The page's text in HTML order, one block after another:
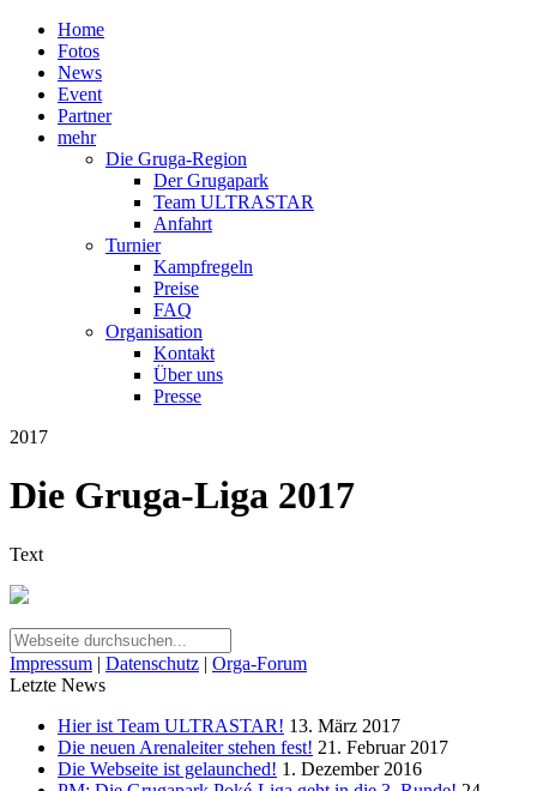
Home
Fotos
News
Event
Partner
mehr
Die Gruga-Region
Der Grugapark
Team ULTRASTAR
Anfahrt
Turnier
Kampfregeln
Preise
FAQ
Organisation
Kontakt
Über uns
Presse
2017
Die Gruga-Liga 2017
Text
Impressum | Datenschutz | Orga-Forum
Letzte News
Hier ist Team ULTRASTAR! 13. März 2017
Die neuen Arenaleiter stehen fest! 21. Februar 2017
Die Webseite ist gelaunched! 1. Dezember 2016